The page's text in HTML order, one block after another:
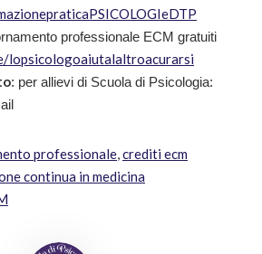
professionale ECM gratuiti
lopsicologoaiutalaltroacurarsi
: per allievi di Scuola di Psicologia:
professionale,crediti ecm
continua in medicina